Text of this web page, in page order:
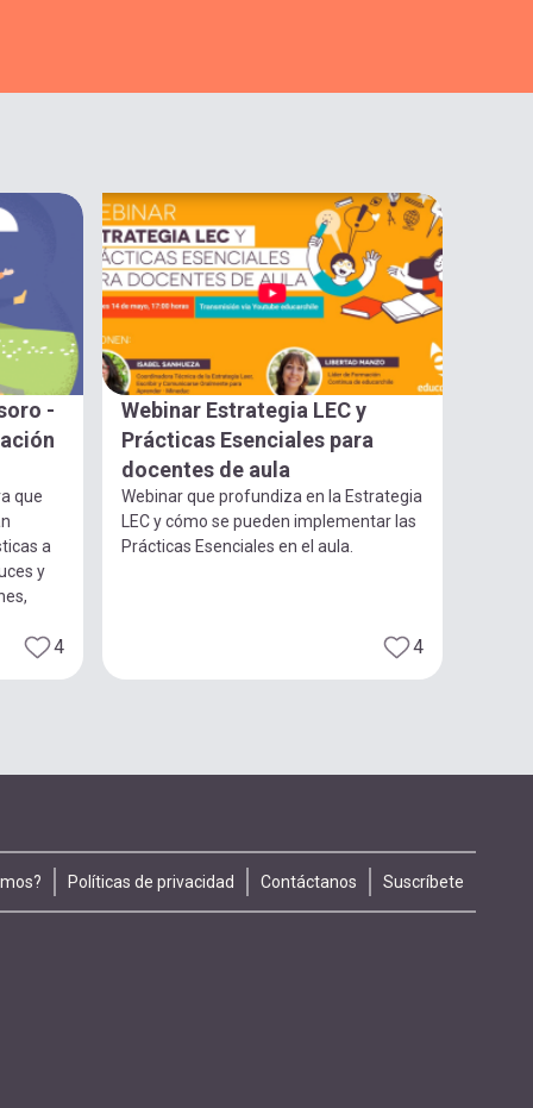
-
que
a
y
4
Webinar Estrategia LEC y
Prácticas Esenciales para
docentes de aula
Webinar que profundiza en la Estrategia
LEC y cómo se pueden implementar las
Prácticas Esenciales en el aula.
4
Políticas de privacidad Contáctanos Suscríbete